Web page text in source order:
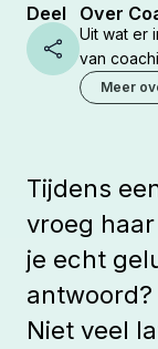
Deel
Share
Over
Uit wat er
van
Meer
Tijdens
vroeg
je echt
antwoord?
Niet veel